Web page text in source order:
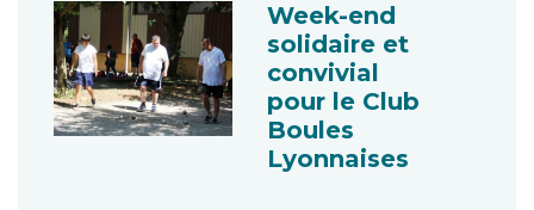
Week-end
solidaire et
convivial
pour le Club
Boules
Lyonnaises